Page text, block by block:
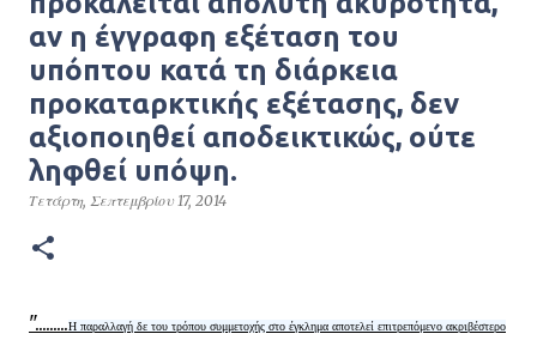
αν η έγγραφη εξέταση του
υπόπτου κατά τη διάρκεια
προκαταρκτικής εξέτασης, δεν
αξιοποιηθεί αποδεικτικώς, ούτε
ληφθεί υπόψη.
Τετάρτη, Σεπτεμβρίου 17, 2014
".........Η παραλλαγή δε του τρόπου συμμετοχής στο έγκλημα αποτελεί επιτρεπόμενο ακριβέστερο